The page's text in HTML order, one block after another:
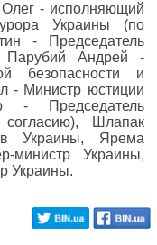
- исполняющий
Украины (по
- Председатель
Парубий Андрей -
безопасности и
- Министр юстиции
- Председатель
Шлапак
Украины, Ярема
министр Украины,
Украины.